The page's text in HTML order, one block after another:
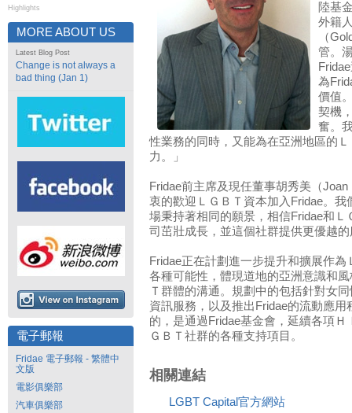
Highlights
MORE ABOUT US
Latest Blog Post
Change is not always a
bad thing (Jan 1)
電子郵報
Fridae 電子郵報 - 繁體中
文版
電影俱樂部
汽車俱樂部
陸基
外籍
（
管。
為
價值
契機
奮。
性業務的同時，又能為在亞洲地區的
力。」
Fridae前主席及現任董事胡秀美（
衷的歡迎ＬＧＢＴ資本加入Fridae。
場秉持著相同的願景，相信Fridae和
司茁壯成長，並這個社群提供更優越
Fridae正在計劃進一步提升和擴展作
各種可能性，體現道地的亞洲意識和
Ｔ群體的溝通。規劃中的包括針對女
資訊服務，以及推出Fridae的流動應用
的，是通過Fridae基金會，延續各項
ＧＢＴ社群的各種支持項目。
相關連結
LGBT Capital官方網站